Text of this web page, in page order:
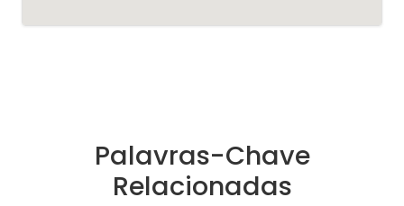
Palavras-Chave
Relacionadas